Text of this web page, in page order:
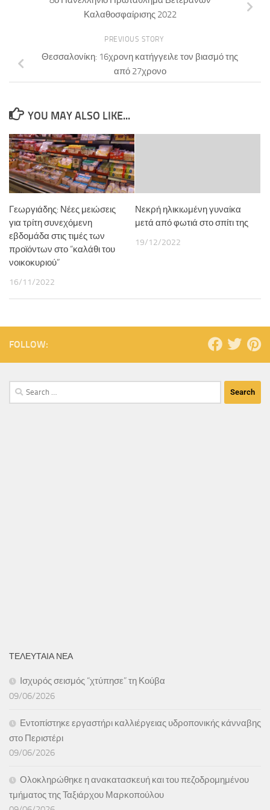
Καλαθοσφαίρισης 2022
PREVIOUS STORY
Θεσσαλονίκη: 16χρονη κατήγγειλε τον βιασμό της
από 27χρονο
YOU MAY ALSO LIKE...
Γεωργιάδης: Νέες μειώσεις
για τρίτη συνεχόμενη
εβδομάδα στις τιμές των
προϊόντων στο “καλάθι του
νοικοκυριού”
16/11/2022
Νεκρή ηλικιωμένη γυναίκα
μετά από φωτιά στο σπίτι της
19/12/2022
FOLLOW:
ΤΕΛΕΥΤΑΙΑ ΝΕΑ
Ισχυρός σεισμός “χτύπησε” τη Κούβα
09/06/2026
Εντοπίστηκε εργαστήρι καλλιέργειας υδροπονικής κάνναβης
στο Περιστέρι
09/06/2026
Ολοκληρώθηκε η ανακατασκευή και του πεζοδρομημένου
τμήματος της Ταξιάρχου Μαρκοπούλου